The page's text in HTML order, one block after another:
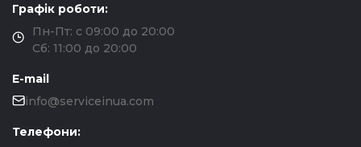
Графік роботи:
Пн-Пт: с 09:00 до 20:00
Сб: 11:00 до 20:00
E-mail
info@serviceinua.com
Телефони: